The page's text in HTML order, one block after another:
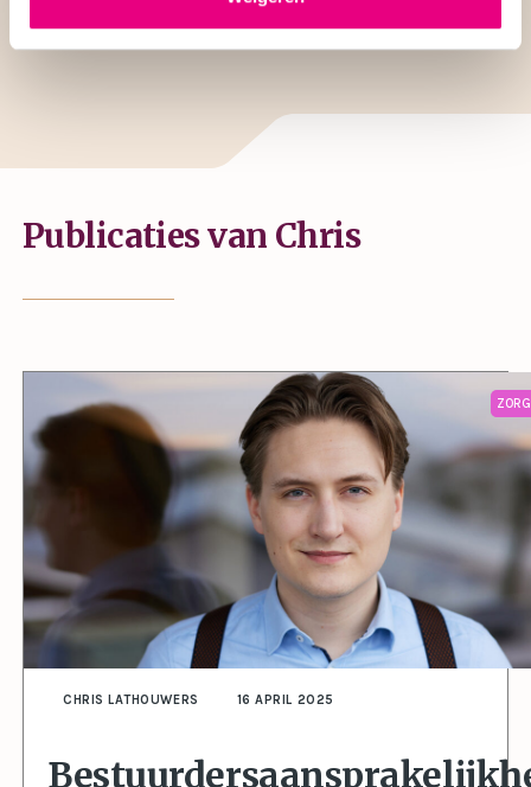
Publicaties van Chris
CHRIS LATHOUWERS 16 APRIL 2025
ZORG